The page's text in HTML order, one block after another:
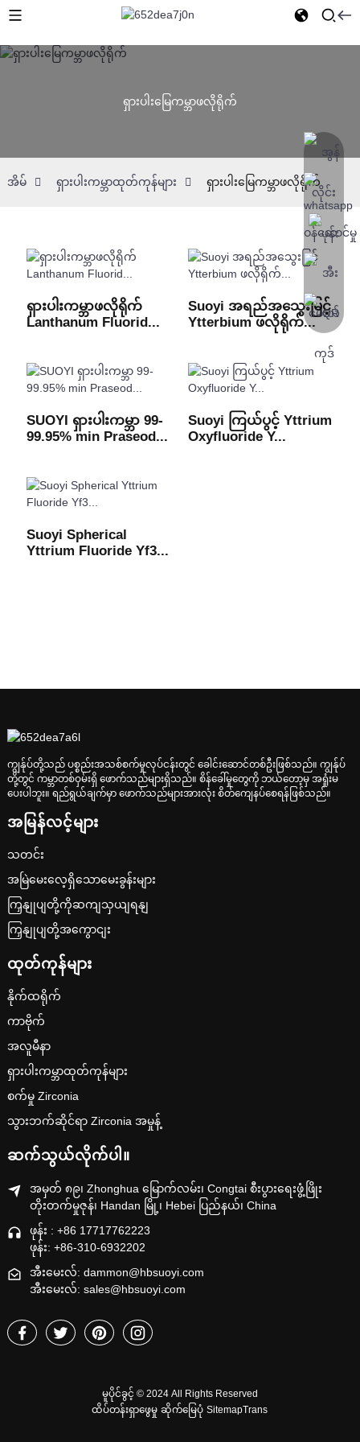
ရှားပါးမြေကမ္ဘာဖလိုရိုက်
အိမ် ရှားပါးကမ္ဘာထုတ်ကုန်များ ရှားပါးမြေကမ္ဘာဖလိုရိုက်
ရှားပါးကမ္ဘာဖလိုရိုက်
Lanthanum Fluorid...
Suoyi အရည်အသွေးမြင့်
Ytterbium ဖလိုရိုက်...
SUOYI ရှားပါးကမ္ဘာ 99-
99.95% min Praseod...
Suoyi ကြယ်ပွင့် Yttrium
Oxyfluoride Y...
Suoyi Spherical
Yttrium Fluoride Yf3...
ကျွန်ုပ်တို့သည် ပစ္စည်းအသစ်စက်မှုလုပ်ငန်းတွင် ခေါင်းဆောင်တစ်ဦးဖြစ်သည်။ ကျွန်ုပ်
တို့တွင် ကမ္ဘာတစ်ဝှမ်းရှိ ဖောက်သည်များရှိသည်။ စိန်ခေါ်မှုတွေကို ဘယ်တော့မှ အရှုံးမ
ပေးပါဘူး။ ရည်ရွယ်ချက်မှာ ဖောက်သည်များအားလုံး စိတ်ကျေနပ်စေရန်ဖြစ်သည်။
အမြန်လင့်များ
သတင်း
အမြဲမေးလေ့ရှိသောမေးခွန်းများ
ကြှနျုပျတို့ကိုဆကျသှယျရနျ
ကြှနျုပျတို့အကွောငျး
ထုတ်ကုန်များ
နိုက်ထရိုက်
ကာဗိုက်
အလူမီနာ
ရှားပါးကမ္ဘာထုတ်ကုန်များ
စက်မှု Zirconia
သွားဘက်ဆိုင်ရာ Zirconia အမှုန့်
ဆက်သွယ်လိုက်ပါ။
အမှတ် ၈၉၊ Zhonghua မြောက်လမ်း၊ Congtai စီးပွားရေးဖွံ့ဖြိုး
တိုးတက်မှုဇုန်၊ Handan မြို့၊ Hebei ပြည်နယ်၊ China
ဖုန်း : +86 17717762223
ဖုန်း: +86-310-6932202
အီးမေးလ်: dammon@hbsuoyi.com
အီးမေးလ်: sales@hbsuoyi.com
မူပိုင်ခွင့် © 2024 All Rights Reserved
ထိပ်တန်းရှာဖွေမှု ဆိုက်မြေပုံ SitemapTrans